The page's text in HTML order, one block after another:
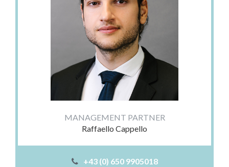
MANAGEMENT PARTNER
Raffaello Cappello
+43 (0) 650 9905018